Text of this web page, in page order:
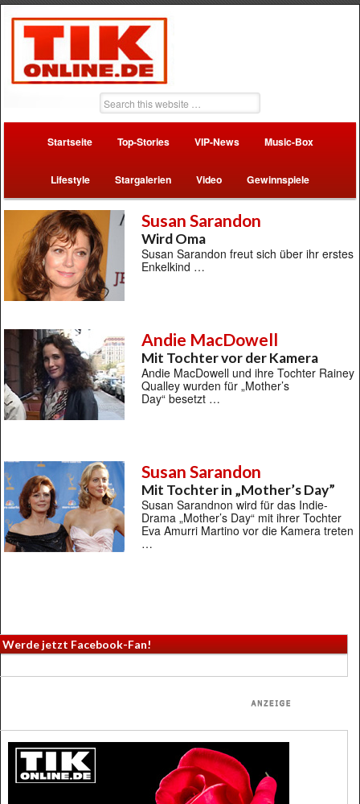
Startseite Top-Stories VIP-News Music-Box
Lifestyle Stargalerien Video Gewinnspiele
Susan Sarandon
Wird Oma
Susan Sarandon freut sich über ihr erstes
Enkelkind …
Andie MacDowell
Mit Tochter vor der Kamera
Andie MacDowell und ihre Tochter Rainey
Qualley wurden für „Mother’s
Day“ besetzt …
Susan Sarandon
Mit Tochter in „Mother’s Day”
Susan Sarandnon wird für das Indie-
Drama „Mother’s Day“ mit ihrer Tochter
Eva Amurri Martino vor die Kamera treten
…
Werde jetzt Facebook-Fan!